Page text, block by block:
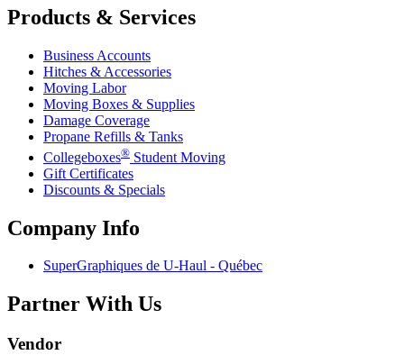
Products & Services
Business Accounts
Hitches & Accessories
Moving Labor
Moving Boxes & Supplies
Damage Coverage
Propane Refills & Tanks
Collegeboxes® Student Moving
Gift Certificates
Discounts & Specials
Company Info
SuperGraphiques de U-Haul - Québec
Partner With Us
Vendor